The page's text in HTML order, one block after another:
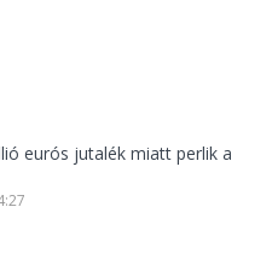
eurós jutalék miatt perlik a